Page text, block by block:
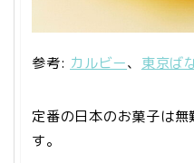
参考: カルビー、 東京ば
定番の日本のお菓子は
す。